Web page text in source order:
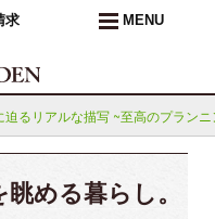
求 MENU
るリアルな描写 ~至高のプラン
める暮らし。